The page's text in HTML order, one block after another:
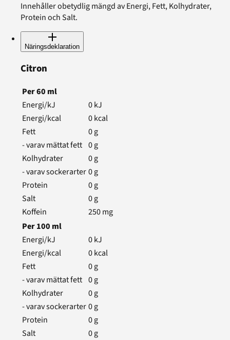
Innehåller obetydlig mängd av Energi, Fett, Kolhydrater,
Protein och Salt.
Näringsdeklaration
Citron
Per60 ml
Energi/kJ
0kJ
Energi/kcal
0kcal
Fett
0g
- varav mättat fett 0g
Kolhydrater
0g
- varav sockerarter0g
Protein
0g
Salt
0g
Koffein
250mg
Per100 ml
Energi/kJ
0kJ
Energi/kcal
0kcal
Fett
0g
- varav mättat fett 0g
Kolhydrater
0g
- varav sockerarter0g
Protein
0g
Salt
0g